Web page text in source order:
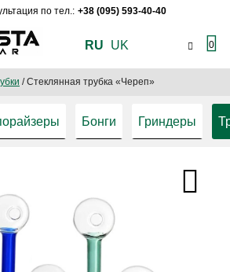
по тел.: +38 (095) 593-40-40
RU UK 0
/Стеклянная трубка «Череп»
Бонги Гриндеры